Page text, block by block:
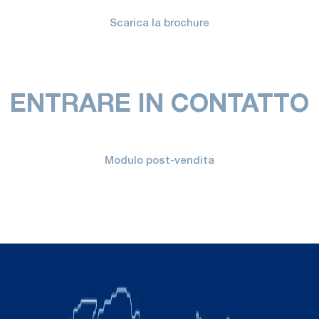
Scarica la brochure
ENTRARE IN CONTATTO
Modulo post-vendita